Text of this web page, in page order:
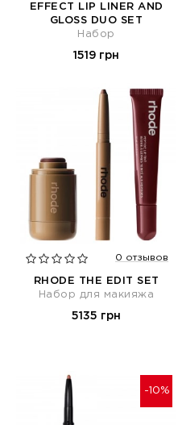
EFFECT LIP LINER AND
GLOSS DUO SET
Набор
1519 грн
0 отзывов
RHODE THE EDIT SET
Набор для макияжа
5135 грн
-10%